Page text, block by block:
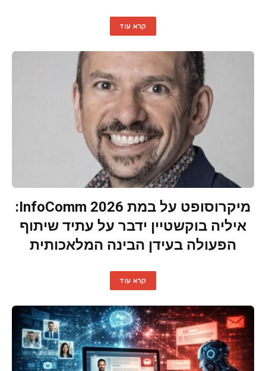
קרא עוד
מיקרוסופט על במת InfoComm 2026:
איליה בוקשטיין ידבר על עתיד שיתוף
הפעולה בעידן הבינה המלאכותית
קרא עוד